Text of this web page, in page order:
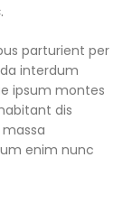
parturient per
interdum
ipsum montes
dis
enim nunc